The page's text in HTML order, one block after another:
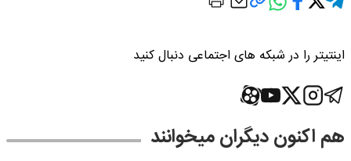
اینتیتر را در شبکه های اجتماعی دنبال کنید
هم اکنون دیگران میخوانند